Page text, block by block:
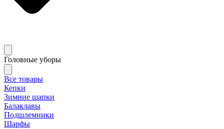
Головные уборы
Все товары
Кепки
Зимние шапки
Балаклавы
Подшлемники
Шарфы